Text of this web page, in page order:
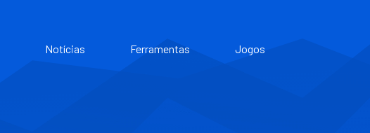
Notícias Ferramentas Jogos